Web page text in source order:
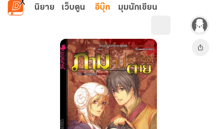
ข้ามไปยังเนื้อหาหลัก
นิยาย เว็บตูน อีบุ๊ก มุมนักเขียน